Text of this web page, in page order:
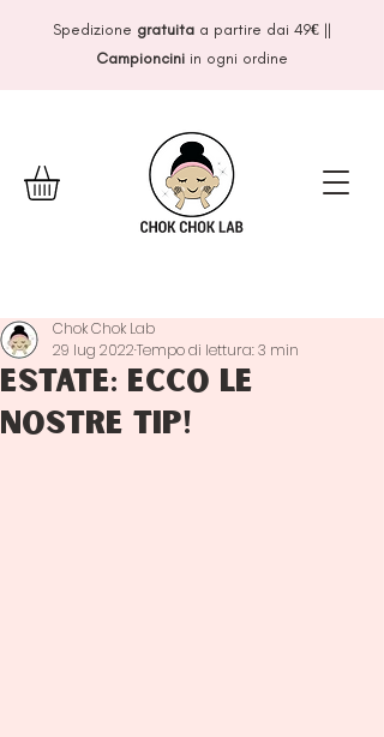
Spedizione gratuitaa partire dai 49€||
Campioncini in ogni ordine
Estate: ecco le
nostre tip!
Chok Chok Lab
29 lug 2022Tempo di lettura: 3 min